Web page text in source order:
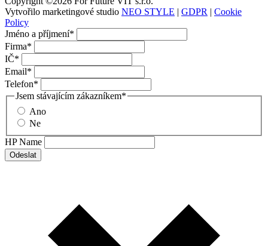
Vytvořilo marketingové studio NEO STYLE | GDPR | Cookie
Policy
Jméno a příjmení*
Firma*
IČ*
Email*
Telefon*
Jsem stávajícím zákazníkem*
Ano
Ne
HP Name
Odeslat